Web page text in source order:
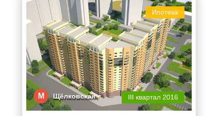
Ипотека
М Щёлковская III квартал 2016